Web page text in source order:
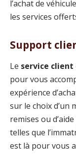
l’achat de
les services
Support
Le service client
pour vous
expérience
sur le choix d’un
remises ou
telles que
est là pour vous